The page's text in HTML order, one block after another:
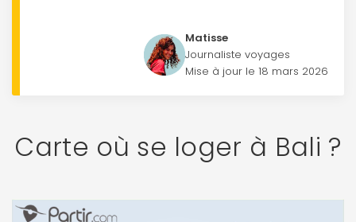
Matisse
Journaliste voyages
Mise à jour le 18 mars 2026
Carte où se loger à Bali ?